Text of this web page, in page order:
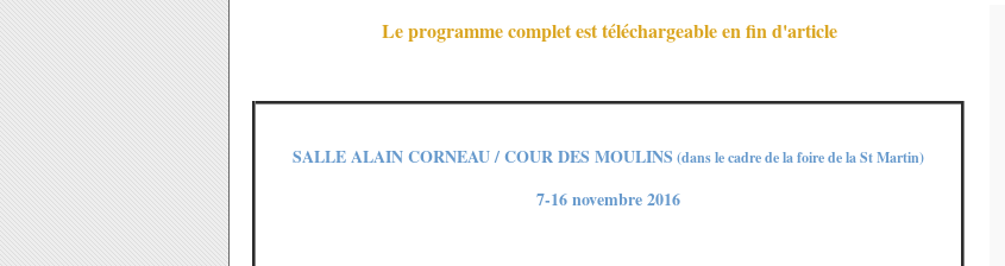
Le programme complet est téléchargeable en fin d'article
SALLE ALAIN CORNEAU / COUR DES MOULINS (dans le cadre de la foire de la St Martin)
7-16 novembre 2016